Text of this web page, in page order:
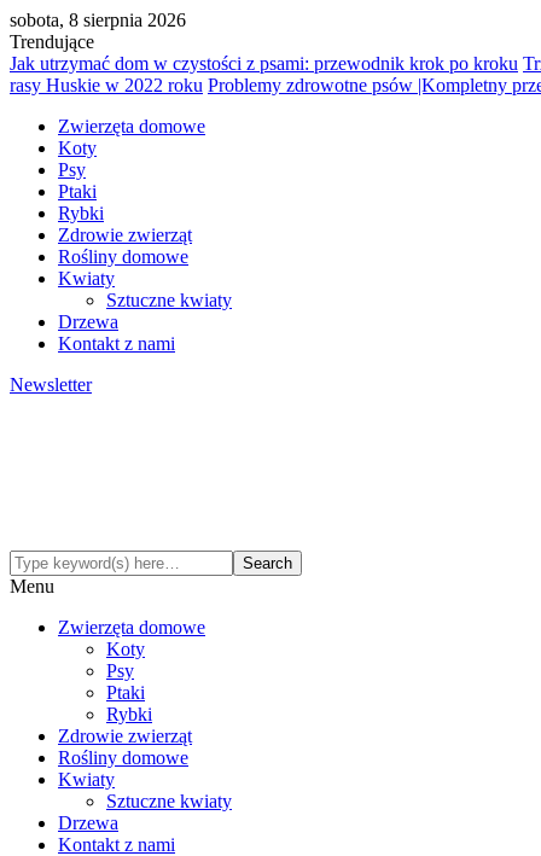
sobota, 8 sierpnia 2026
Trendujące
Jak utrzymać dom w czystości z psami: przewodnik krok po kroku
rasy Huskie w 2022 roku Problemy zdrowotne psów |Kompletny
Zwierzęta domowe
Koty
Psy
Ptaki
Rybki
Zdrowie zwierząt
Rośliny domowe
Kwiaty
Sztuczne kwiaty
Drzewa
Kontakt z nami
Newsletter
Menu
Zwierzęta domowe
Koty
Psy
Ptaki
Rybki
Zdrowie zwierząt
Rośliny domowe
Kwiaty
Sztuczne kwiaty
Drzewa
Kontakt z nami